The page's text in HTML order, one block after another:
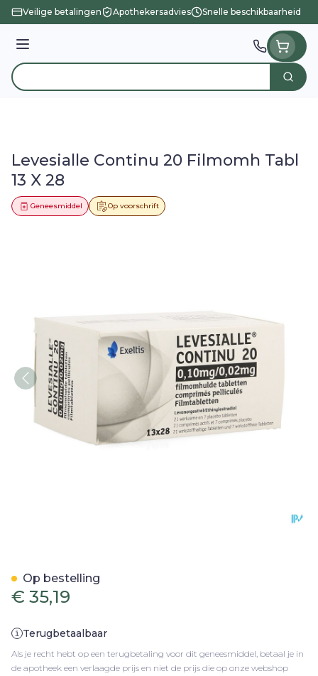
Ga naar de inhoud
Veilige betalingen Apothekersadvies Snelle beschikbaarheid
Menu
Product, merk, categorie... Zoek
Levesialle Continu 20 Filmomh Tabl
13 X 28
Op voorschrift
Geneesmiddel
€ 35,19
Terugbetaalbaar
Als je recht hebt op een terugbetaling voor dit geneesmiddel, betaal je in
de apotheek een verlaagde prijs en niet de prijs die op onze webshop
Op bestelling